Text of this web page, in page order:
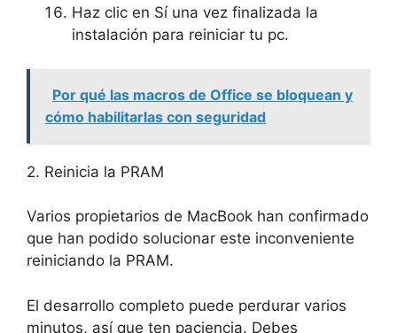
Haz clic en Sí una vez finalizada la
instalación para reiniciar tu pc.
Por qué las macros de Office se bloquean y
cómo habilitarlas con seguridad
2. Reinicia la PRAM
Varios propietarios de MacBook han confirmado
que han podido solucionar este inconveniente
reiniciando la PRAM.
El desarrollo completo puede perdurar varios
minutos, así que ten paciencia. Debes